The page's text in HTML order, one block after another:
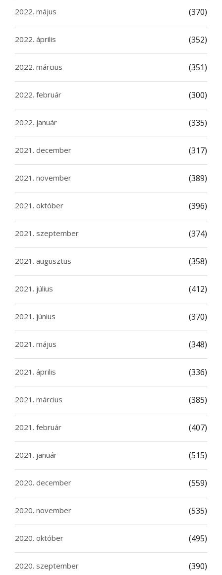
2022. május (370)
2022. április (352)
2022. március (351)
2022. február (300)
2022. január (335)
2021. december (317)
2021. november (389)
2021. október (396)
2021. szeptember (374)
2021. augusztus (358)
2021. július (412)
2021. június (370)
2021. május (348)
2021. április (336)
2021. március (385)
2021. február (407)
2021. január (515)
2020. december (559)
2020. november (535)
2020. október (495)
2020. szeptember (390)